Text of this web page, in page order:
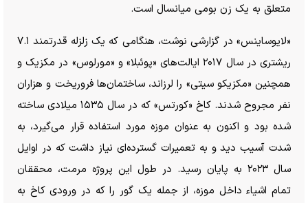
متعلق به یک زن بومی میانسال است.
«لایوساینس» در گزارشی نوشت، هنگامی که یک زلزله قدرتمند ۷.۱
ریشتری در سال ۲۰۱۷ ایالت‌های «پوئبلا» و «مورلوس» در مکزیک و
همچنین «مکزیکو سیتی» را لرزاند، ساختمان‌ها فروریخت و هزاران
نفر مجروح شدند. کاخ «کورتس» که در سال ۱۵۳۵ میلادی ساخته
شده بود و اکنون به عنوان موزه مورد استفاده قرار می‌گیرد، به
شدت آسیب دید و به تعمیرات گسترده‌ای نیاز داشت که در اوایل
سال ۲۰۲۳ به پایان رسید. در طول این پروژه مرمت، محققان
تمام اشیاء داخل موزه، از جمله یک گور را که در ورودی کاخ به